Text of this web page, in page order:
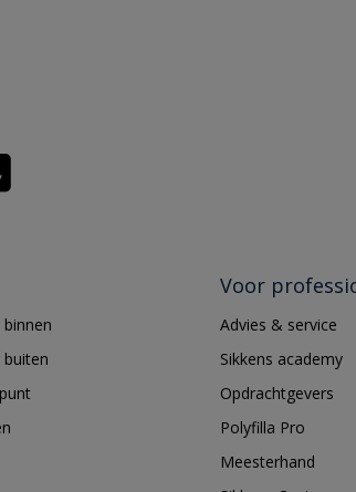
Voor
Advies & service
Sikkens academy
Opdrachtgevers
Polyfilla Pro
Meesterhand